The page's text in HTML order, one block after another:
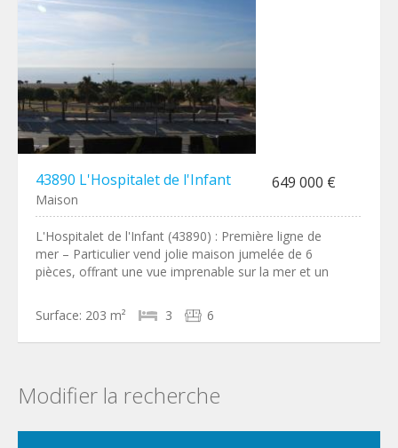
43890 L'Hospitalet de l'Infant 649 000 €
Maison
L'Hospitalet de l'Infant (43890) : Première ligne de
mer – Particulier vend jolie maison jumelée de 6
pièces, offrant une vue imprenable sur la mer et un
Surface: 203 m² 3 6
Modifier la recherche